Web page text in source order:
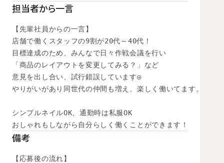
担当者から一言
【先輩社員からの一言】
店舗で働くスタッフの9割が20代～40代！
目標達成のため、みんなで日々作戦会議を行い
「商品のレイアウトを変更してみる？」など
意見を出し合い、試行錯誤しています◎
やりがいがあり同世代の仲間も増え、楽しく働いてます。
シンプルネイルOK、通勤時は私服OK
おしゃれもしながら自分らしく働くことができます！
備考
【応募後の流れ】